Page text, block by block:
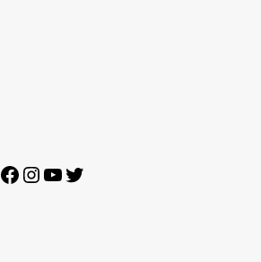
Facebook
Instagram
YouTube
Twitter